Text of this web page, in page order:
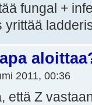
fungal +
yrittää
2011, 00:36
että Z